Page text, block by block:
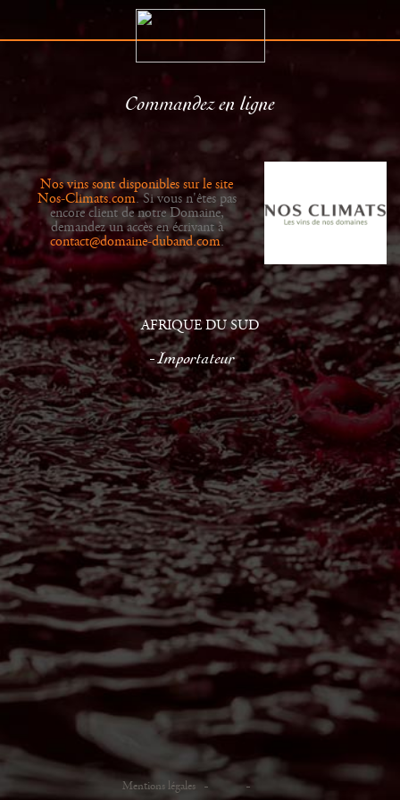
Histoire
Vins
Distributeurs
Actualités
Commandez en ligne
Nos vins sont disponibles sur le site
Nos-Climats.com. Si vous n'êtes pas
encore client de notre Domaine,
demandez un accès en écrivant à
contact@domaine-duband.com.
AFRIQUE DU SUD
Importateur
Mentions légales